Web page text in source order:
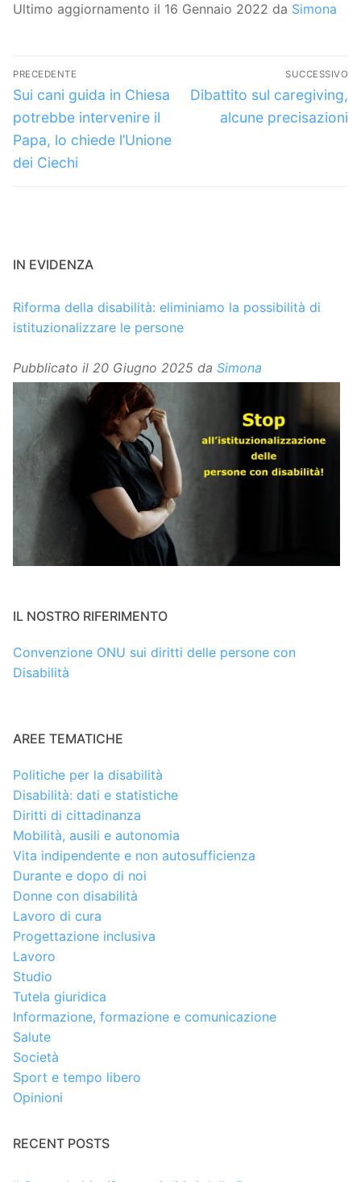
Ultimo aggiornamento il 16 Gennaio 2022 da Simona
Navigazione
articoli
PRECEDENTE
Articolo
precedente:
Sui cani guida in Chiesa
potrebbe intervenire il
Papa, lo chiede l’Unione
dei Ciechi
SUCCESSIVO
Articolo
successivo:
Dibattito sul caregiving,
alcune precisazioni
IN EVIDENZA
Riforma della disabilità: eliminiamo la possibilità di
istituzionalizzare le persone
Pubblicato il 20 Giugno 2025 da Simona
IL NOSTRO RIFERIMENTO
Convenzione ONU sui diritti delle persone con
Disabilità
AREE TEMATICHE
Politiche per la disabilità
Disabilità: dati e statistiche
Diritti di cittadinanza
Mobilità, ausili e autonomia
Vita indipendente e non autosufficienza
Durante e dopo di noi
Donne con disabilità
Lavoro di cura
Progettazione inclusiva
Lavoro
Studio
Tutela giuridica
Informazione, formazione e comunicazione
Salute
Società
Sport e tempo libero
Opinioni
RECENT POSTS